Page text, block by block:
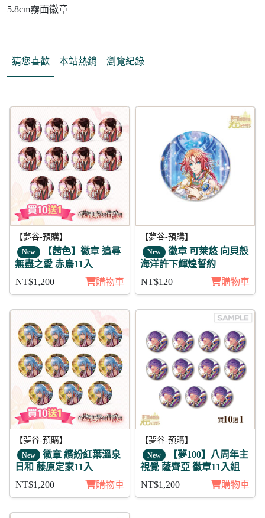
5.8cm霧面徽章
猜您喜歡 本站熱銷 瀏覽紀錄
【夢谷-預購】
New 【茜色】徽章 追尋
無盡之愛 赤烏11入
NT$1,200
購物車
【夢谷-預購】
New 徽章 可萊悠 向貝殼
海洋許下輝煌誓約
NT$120
購物車
【夢谷-預購】
New 徽章 繽紛紅葉溫泉
日和 藤原定家11入
NT$1,200
購物車
【夢谷-預購】
New 【夢100】八周年主
視覺 薩齊亞 徽章11入組
NT$1,200
購物車